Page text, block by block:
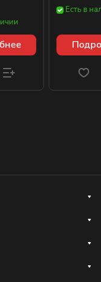
Есть в